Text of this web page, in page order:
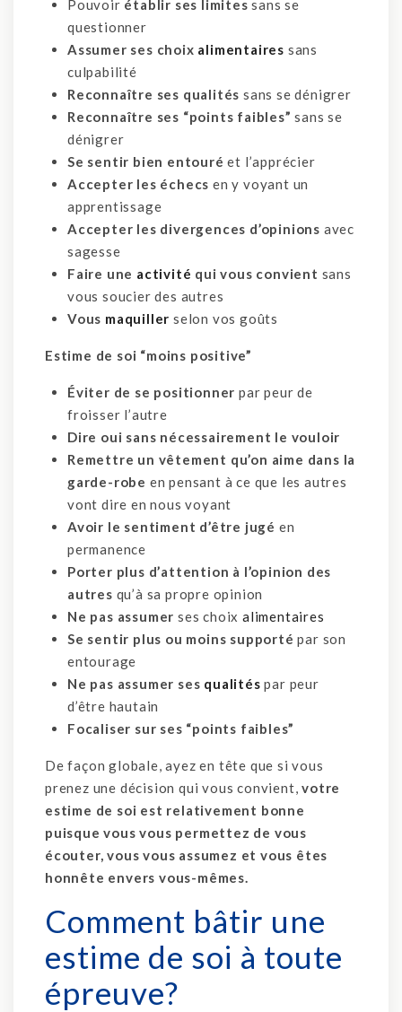
Pouvoir établir ses limites sans se
questionner
Assumer ses choix alimentaires sans
culpabilité
Reconnaître ses qualités sans se dénigrer
Reconnaître ses “points faibles” sans se
dénigrer
Se sentir bien entouré et l’apprécier
Accepter les échecs en y voyant un
apprentissage
Accepter les divergences d’opinions avec
sagesse
Faire une activité qui vous convient sans
vous soucier des autres
Vous maquiller selon vos goûts
Estime de soi “moins positive”
Éviter de se positionner par peur de
froisser l’autre
Dire oui sans nécessairement le vouloir
Remettre un vêtement qu’on aime dans la
garde-robe en pensant à ce que les autres
vont dire en nous voyant
Avoir le sentiment d’être jugé en
permanence
Porter plus d’attention à l’opinion des
autres qu’à sa propre opinion
Ne pas assumer ses choixalimentaires
Se sentir plus ou moins supporté par son
entourage
Ne pas assumer ses qualités par peur
d’être hautain
Focaliser sur ses “points faibles”
De façon globale, ayez en tête que si vous
prenez une décision qui vous convient,votre
estime de soi est relativement bonne
puisque vous vous permettez de vous
écouter, vous vous assumez et vous êtes
honnête envers vous-mêmes.
Comment bâtir une
estime de soi à toute
épreuve?